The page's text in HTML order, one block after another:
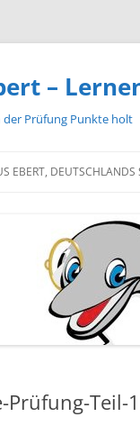
–
der Prüfung Punkte holt
EBERT, DEUTSCHLANDS
Prüfung-Teil-